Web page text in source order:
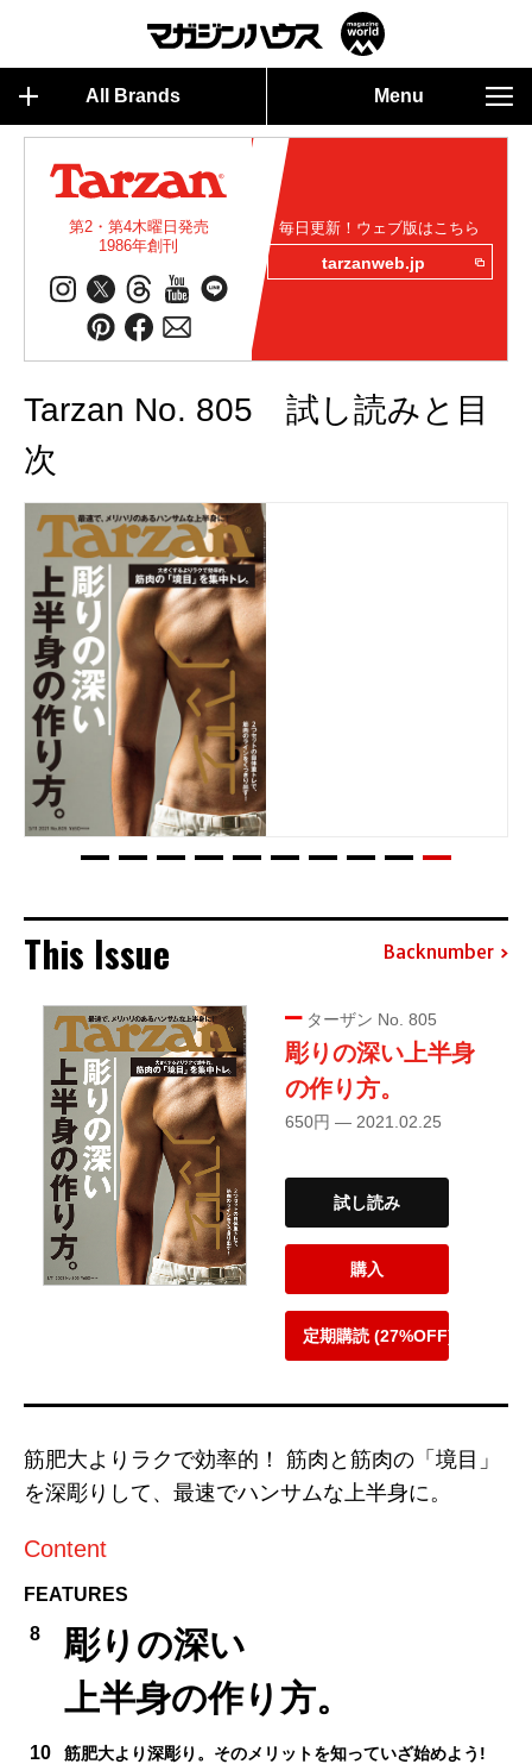
All Brands Menu
第2・第4木曜日発売
1986年創刊
毎日更新！ウェブ版はこちら
tarzanweb.jp
Tarzan No. 805 試し読みと目
次
This Issue Backnumber
ターザン No. 805
彫りの深い上半身
の作り方。
650円 — 2021.02.25
試し読み
購入
定期購読 (27%OFF)
筋肥大よりラクで効率的！ 筋肉と筋肉の「境目」
を深彫りして、最速でハンサムな上半身に。
Content
FEATURES
8
彫りの深い
上半身の作り方。
10 筋肥大より深彫り。そのメリットを知っていざ始めよう!